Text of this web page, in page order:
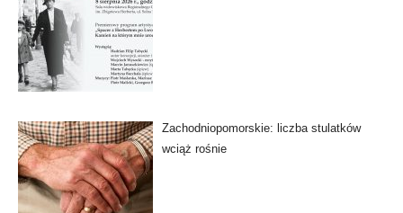
Zachodniopomorskie: liczba stulatków
wciąż rośnie